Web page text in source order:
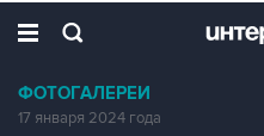
ФОТОГАЛЕРЕИ
17 января 2024 года